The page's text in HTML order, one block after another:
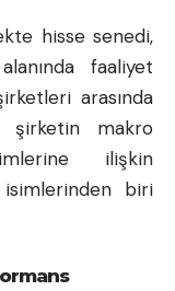
hisse senedi,
faaliyet
arasında
şirketin makro
ilişkin
biri